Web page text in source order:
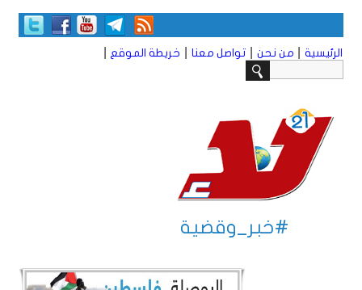
الرئيسية من نحن تواصل معنا خريطة الموقع
#خبر_وقضية